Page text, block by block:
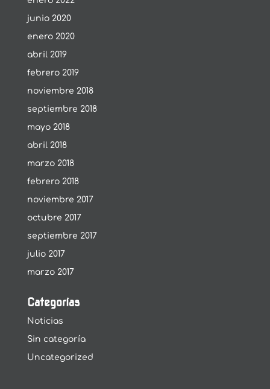
junio 2020
enero 2020
abril 2019
febrero 2019
noviembre 2018
septiembre 2018
mayo 2018
abril 2018
marzo 2018
febrero 2018
noviembre 2017
octubre 2017
septiembre 2017
julio 2017
marzo 2017
Categorías
Noticias
Sin categoría
Uncategorized